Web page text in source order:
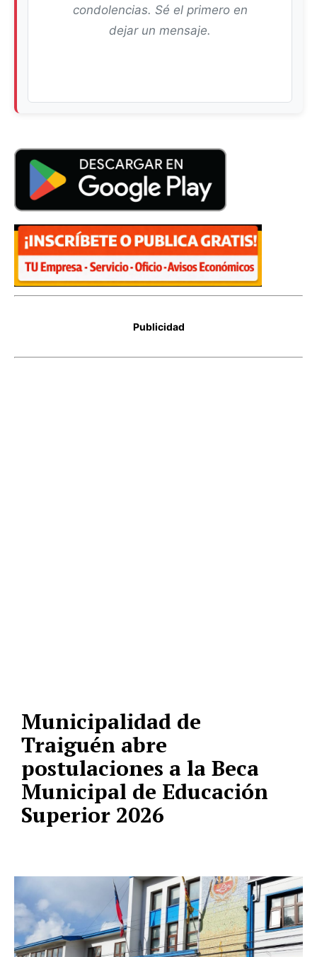
condolencias. Sé el primero en
dejar un mensaje.
Publicidad